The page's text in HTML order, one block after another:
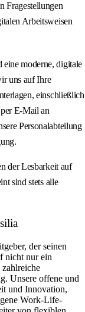
Fragestellungen
Arbeitsweisen
eine moderne, digitale
uns auf Ihre
einschließlich
E-Mail an
Personalabteilung
der Lesbarkeit auf
sind stets alle
der seinen
nicht nur ein
Unsere offene und
und Innovation,
Work-Life-